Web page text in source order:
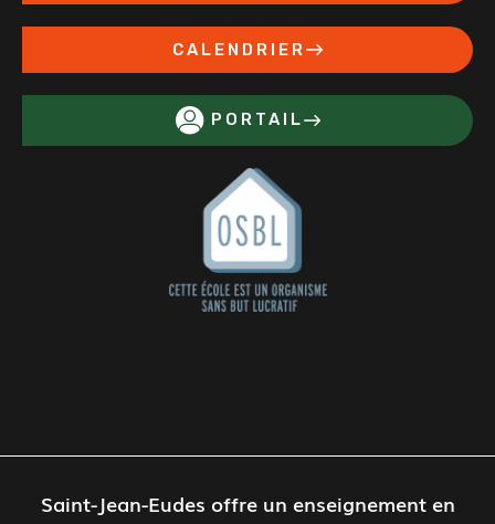
CALENDRIER
PORTAIL
Saint-Jean-Eudes offre un enseignement en